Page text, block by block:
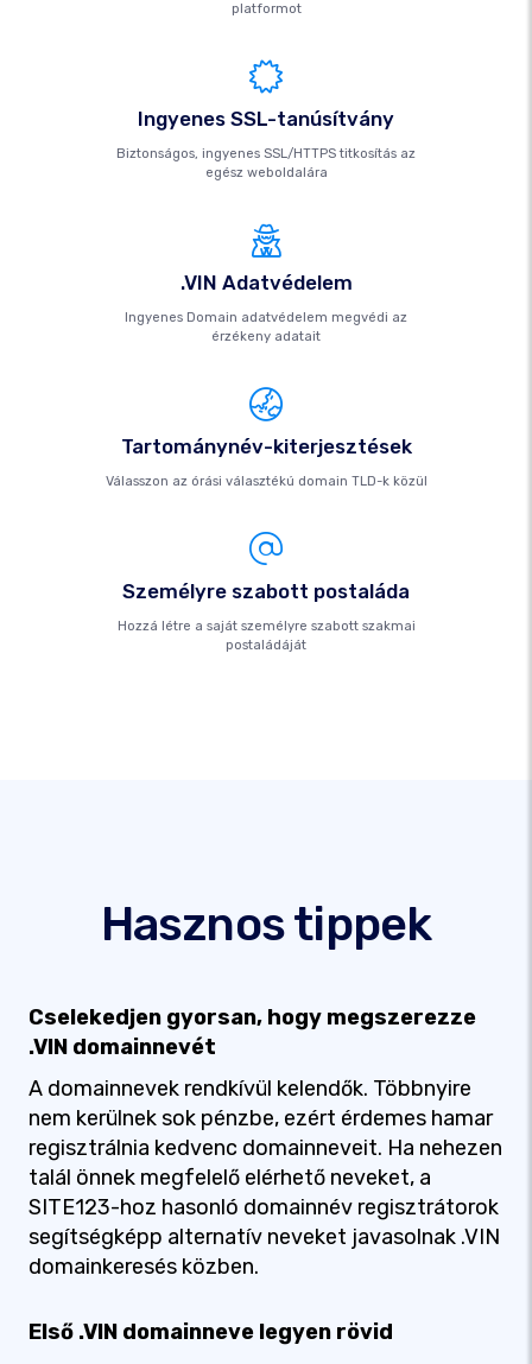
platformot
Ingyenes SSL-tanúsítvány
Biztonságos, ingyenes SSL/HTTPS titkosítás az
egész weboldalára
.VIN Adatvédelem
Ingyenes Domain adatvédelem megvédi az
érzékeny adatait
Tartománynév-kiterjesztések
Válasszon az órási választékú domain TLD-k közül
Személyre szabott postaláda
Hozzá létre a saját személyre szabott szakmai
postaládáját
Hasznos tippek
Cselekedjen gyorsan, hogy megszerezze
.VIN domainnevét
A domainnevek rendkívül kelendők. Többnyire
nem kerülnek sok pénzbe, ezért érdemes hamar
regisztrálnia kedvenc domainneveit. Ha nehezen
talál önnek megfelelő elérhető neveket, a
SITE123-hoz hasonló domainnév regisztrátorok
segítségképp alternatív neveket javasolnak .VIN
domainkeresés közben.
Első .VIN domainneve legyen rövid